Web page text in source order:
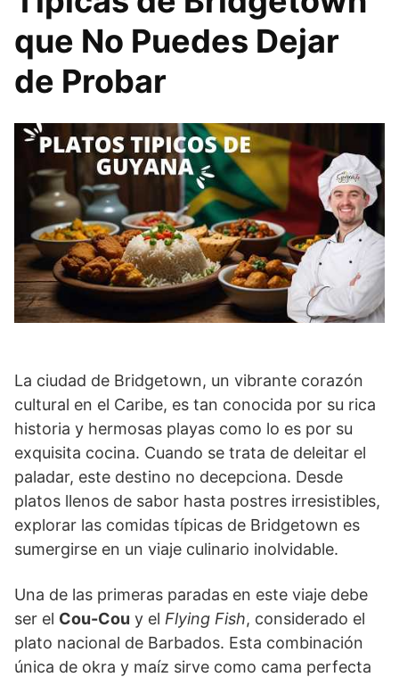
que No Puedes Dejar
de Probar
La ciudad de Bridgetown, un vibrante corazón
cultural en el Caribe, es tan conocida por su rica
historia y hermosas playas como lo es por su
exquisita cocina. Cuando se trata de deleitar el
paladar, este destino no decepciona. Desde
platos llenos de sabor hasta postres irresistibles,
explorar las comidas típicas de Bridgetown es
sumergirse en un viaje culinario inolvidable.
Una de las primeras paradas en este viaje debe
ser el Cou-Cou y el Flying Fish, considerado el
plato nacional de Barbados. Esta combinación
única de okra y maíz sirve como cama perfecta